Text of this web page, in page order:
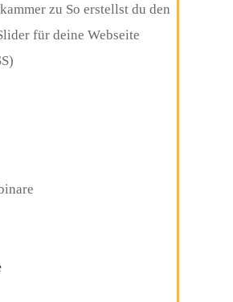
zu So erstellst du den
für deine Webseite